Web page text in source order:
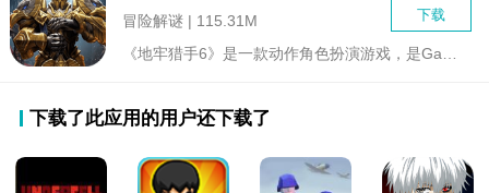
下载
冒险解谜 | 115.31M
下载了此应用的用户还下载了